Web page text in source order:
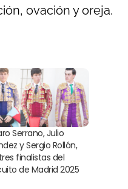
ovación y oreja.
Serrano, Julio
y Sergio Rollón,
finalistas del
de Madrid 2025